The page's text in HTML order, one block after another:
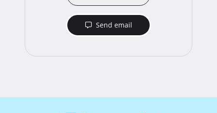
Send email